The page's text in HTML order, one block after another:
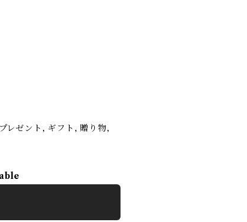
レゼント, ギフト, 贈り物,